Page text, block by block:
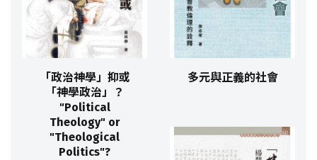
「政治神學」抑或
「神學政治」？
"Political
Theology" or
"Theological
Politics"?
多元與正義的社會